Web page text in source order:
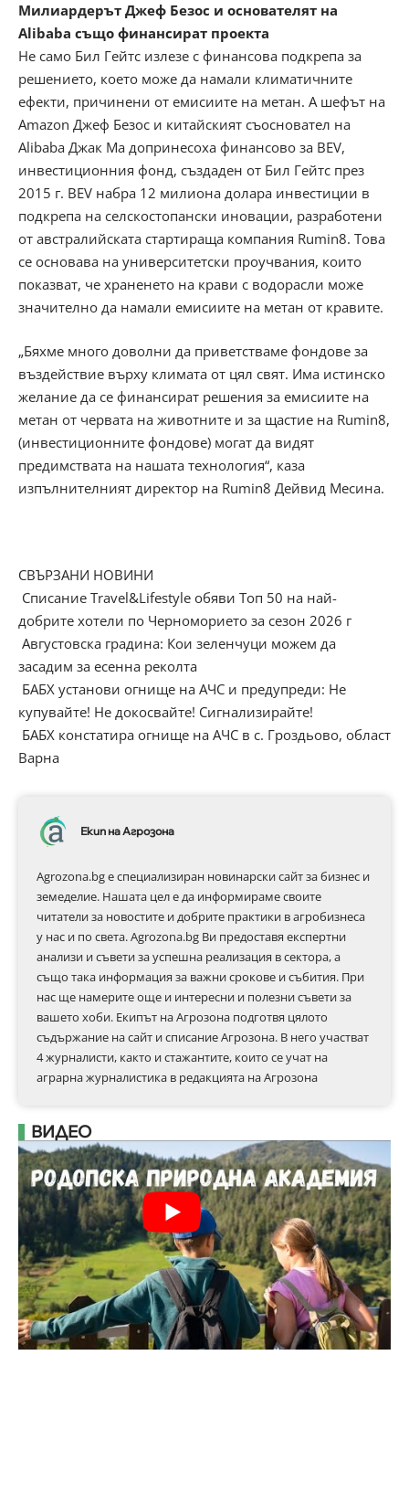
Милиардерът Джеф Безос и основателят на
Alibaba също финансират проекта
Не само Бил Гейтс излезе с финансова подкрепа за
решението, което може да намали климатичните
ефекти, причинени от емисиите на метан. А шефът на
Amazon Джеф Безос и китайският съосновател на
Alibaba Джак Ма допринесоха финансово за BEV,
инвестиционния фонд, създаден от Бил Гейтс през
2015 г. BEV набра 12 милиона долара инвестиции в
подкрепа на селскостопански иновации, разработени
от австралийската стартираща компания Rumin8. Това
се основава на университетски проучвания, които
показват, че храненето на крави с водорасли може
значително да намали емисиите на метан от кравите.
„Бяхме много доволни да приветстваме фондове за
въздействие върху климата от цял ​​свят. Има истинско
желание да се финансират решения за емисиите на
метан от червата на животните и за щастие на Rumin8,
(инвестиционните фондове) могат да видят
предимствата на нашата технология“, каза
изпълнителният директор на Rumin8 Дейвид Месина.
СВЪРЗАНИ НОВИНИ
Списание Travel&Lifestyle обяви Топ 50 на най-
добрите хотели по Черноморието за сезон 2026 г
Августовска градина: Кои зеленчуци можем да
засадим за есенна реколта
БАБХ установи огнище на АЧС и предупреди: Не
купувайте! Не докосвайте! Сигнализирайте!
БАБХ констатира огнище на АЧС в с. Гроздьово, област
Варна
Екип на Агрозона
Agrozona.bg e специализиран новинарски сайт за бизнес и
земеделие. Нашата цел е да информираме своите
читатели за новостите и добрите практики в агробизнеса
у нас и по света. Agrozona.bg Ви предоставя експертни
анализи и съвети за успешна реализация в сектора, а
също така информация за важни срокове и събития. При
нас ще намерите още и интересни и полезни съвети за
вашето хоби. Екипът на Агрозона подготвя цялото
съдържание на сайт и списание Агрозона. В него участват
4 журналисти, както и стажантите, които се учат на
аграрна журналистика в редакцията на Агрозона
ВИДЕО